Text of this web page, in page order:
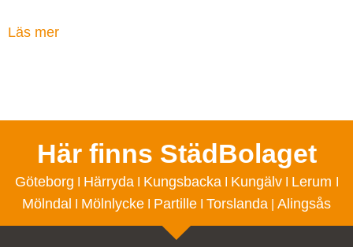
Läs mer
Här finns StädBolaget
Göteborg HärrydaI KungsbackaI KungälvI Lerum
Mölndal Mölnlycke Partille Torslanda Alingsås